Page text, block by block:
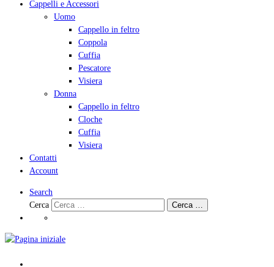
Cappelli e Accessori
Uomo
Cappello in feltro
Coppola
Cuffia
Pescatore
Visiera
Donna
Cappello in feltro
Cloche
Cuffia
Visiera
Contatti
Account
Search
Cerca
Cerca …